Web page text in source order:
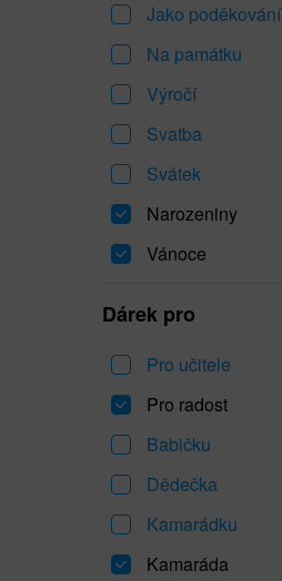
Jako poděkování
Na památku
Výročí
Svatba
Svátek
Narozeniny
Vánoce
Dárek pro
Pro učitele
Pro radost
Babičku
Dědečka
Kamarádku
Kamaráda